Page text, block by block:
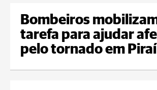
Bombeiros
tarefa para ajudar
pelo tornado em Piraí